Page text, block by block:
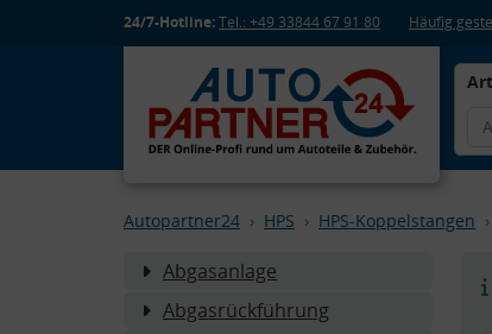
24/7-Hotline:Tel.: +49 33844 67 91 80 Häufig
Autopartner24 HPS HPS-Koppelstangen
Abgasanlage
Abgasrückführung